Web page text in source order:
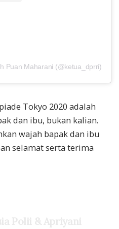
Puan Maharani (@ketua_dprri)
Tokyo 2020 adalah
dan ibu, bukan kalian.
wajah bapak dan ibu
selamat serta terima